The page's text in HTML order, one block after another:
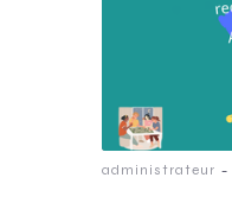
administrateur -